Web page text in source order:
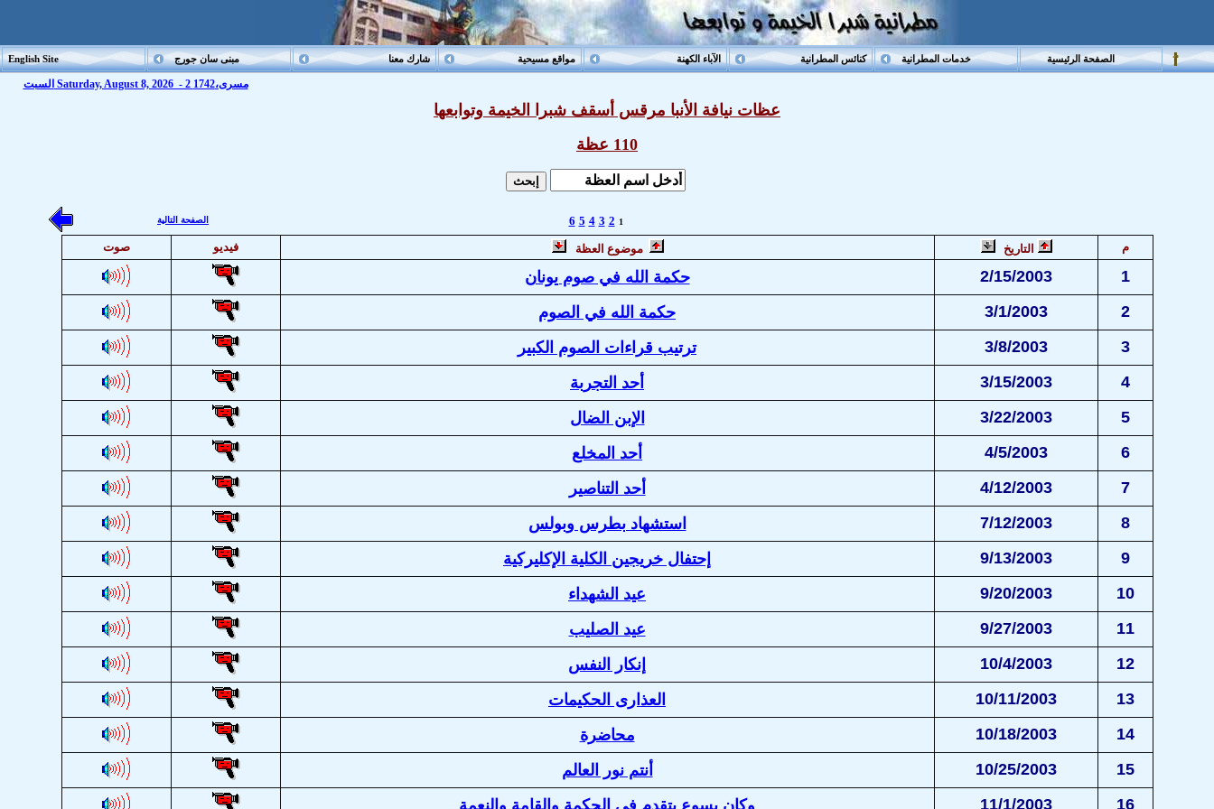
English Site مبنى سان جورج شارك معنا مواقع مسيحية الآباء الكهنة كنائس المطرانية خدمات المطرانية الصفحة الرئيسية
السبت Saturday, August 8, 2026 - 2 مسرى،1742
عظات نيافة الأنبا مرقس أسقف شبرا الخيمة وتوابعها
110 عظة
الصفحة التالية 1
2
3
4
5
6
صوت
فيديو موضوع العظة التاريخ م
حكمة الله في صوم يونان 2/15/2003
1
حكمة الله في الصوم
3/1/2003
2
ترتيب قراءات الصوم الكبير
3/8/2003
3
أحد التجربة
3/15/2003
4
الإبن الضال
3/22/2003
5
أحد المخلع
4/5/2003
6
أحد التناصير
4/12/2003
7
استشهاد بطرس وبولس
7/12/2003
8
إحتفال خريجين الكلية الإكليركية
9/13/2003
9
عيد الشهداء
9/20/2003
10
عيد الصليب
9/27/2003
11
إنكار النفس
10/4/2003
12
العذارى الحكيمات
10/11/2003
13
محاضرة
10/18/2003
14
أنتم نور العالم
10/25/2003
15
وكان يسوع يتقدم في الحكمة والقامة والنعمة
11/1/2003 16